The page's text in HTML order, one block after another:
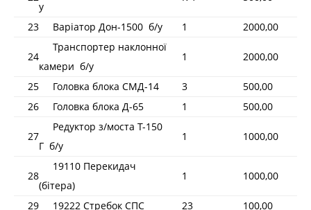
у
23 Варіатор Дон-1500 б/у 1 2000,00
24
Транспортер наклонної
камери б/у
1 2000,00
25 Головка блока СМД-14 3
500,00
26
Головка блока Д-65 1 500,00
27
Редуктор з/моста Т-150
Г б/у
1 1000,00
28
19110 Перекидач
(бітера)
1 1000,00
29 19222 Стребок СПС 23 100,00